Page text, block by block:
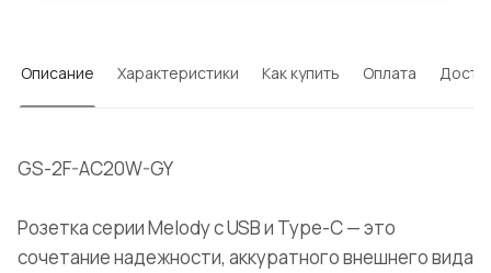
Описание Характеристики Как купить Оплата
GS-2F-AC20W-GY
Розетка серии Melody с USB и Type-C — это
сочетание надежности, аккуратного внешнего вида